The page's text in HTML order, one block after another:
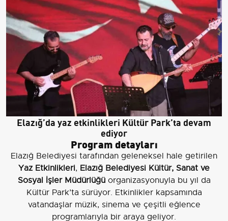
Elazığ’da yaz etkinlikleri Kültür Park’ta devam
ediyor
Program detayları
Elazığ Belediyesi tarafından geleneksel hale getirilen
Yaz Etkinlikleri, Elazığ Belediyesi Kültür, Sanat ve
Sosyal İşler Müdürlüğüorganizasyonuyla bu yıl da
Kültür Park’ta sürüyor. Etkinlikler kapsamında
vatandaşlar müzik, sinema ve çeşitli eğlence
programlarıyla bir araya geliyor.